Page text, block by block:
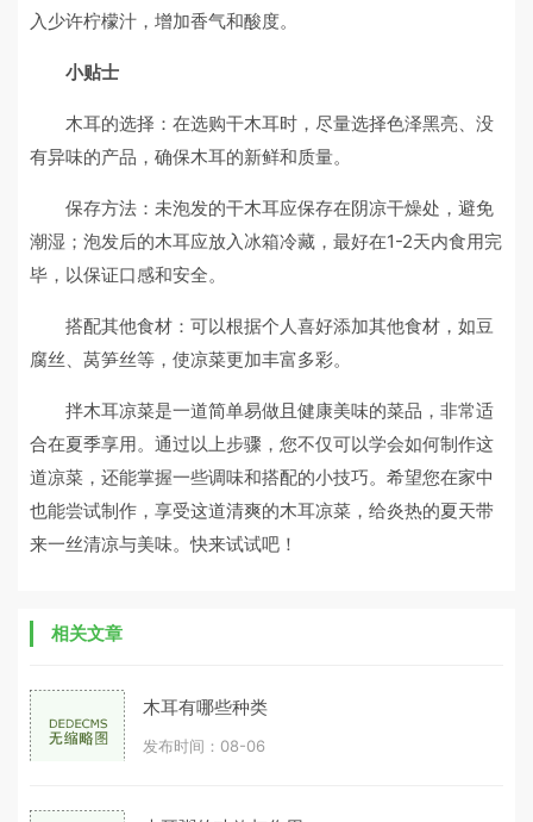
入少许柠檬汁，增加香气和酸度。
小贴士
木耳的选择：在选购干木耳时，尽量选择色泽黑亮、没
有异味的产品，确保木耳的新鲜和质量。
保存方法：未泡发的干木耳应保存在阴凉干燥处，避免
潮湿；泡发后的木耳应放入冰箱冷藏，最好在1-2天内食用完
毕，以保证口感和安全。
搭配其他食材：可以根据个人喜好添加其他食材，如豆
腐丝、莴笋丝等，使凉菜更加丰富多彩。
拌木耳凉菜是一道简单易做且健康美味的菜品，非常适
合在夏季享用。通过以上步骤，您不仅可以学会如何制作这
道凉菜，还能掌握一些调味和搭配的小技巧。希望您在家中
也能尝试制作，享受这道清爽的木耳凉菜，给炎热的夏天带
来一丝清凉与美味。快来试试吧！
相关文章
木耳有哪些种类
发布时间：08-06